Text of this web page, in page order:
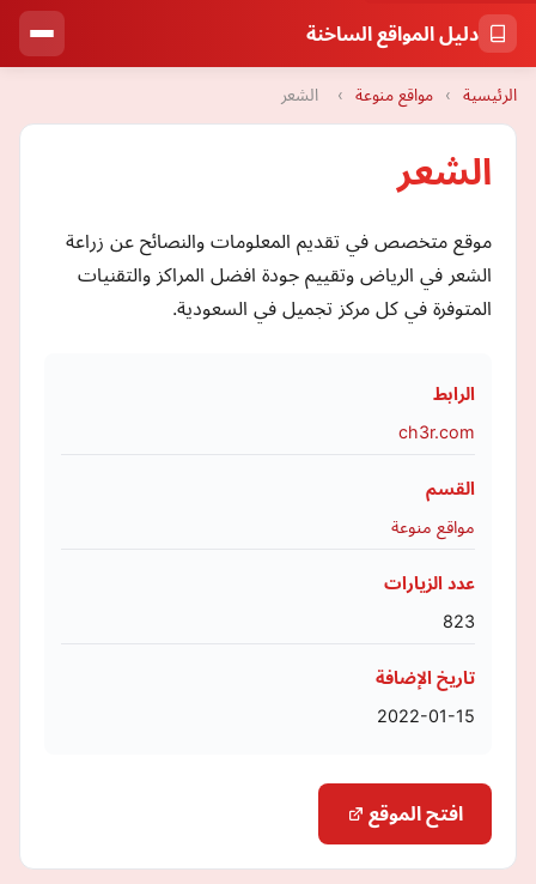
دليل المواقع الساخنة
الرئيسية › مواقع منوعة › الشعر
الشعر
موقع متخصص في تقديم المعلومات والنصائح عن زراعة
الشعر في الرياض وتقييم جودة افضل المراكز والتقنيات
المتوفرة في كل مركز تجميل في السعودية.
الرابط
ch3r.com
القسم
مواقع منوعة
عدد الزيارات
823
تاريخ الإضافة
2022-01-15
افتح الموقع